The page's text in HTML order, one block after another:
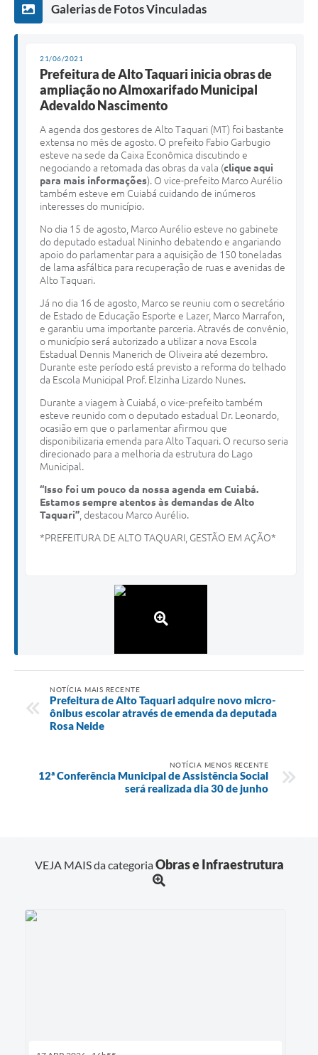
Galerias de Fotos Vinculadas
21/06/2021
Prefeitura de Alto Taquari inicia obras de
ampliação no Almoxarifado Municipal
Adevaldo Nascimento
A agenda dos gestores de Alto Taquari (MT) foi bastante
extensa no mês de agosto. O prefeito Fabio Garbugio
esteve na sede da Caixa Econômica discutindo e
negociando a retomada das obras da vala (clique aqui
para mais informações). O vice-prefeito Marco Aurélio
também esteve em Cuiabá cuidando de inúmeros
interesses do município.
No dia 15 de agosto, Marco Aurélio esteve no gabinete
do deputado estadual Nininho debatendo e angariando
apoio do parlamentar para a aquisição de 150 toneladas
de lama asfáltica para recuperação de ruas e avenidas de
Alto Taquari.
Já no dia 16 de agosto, Marco se reuniu com o secretário
de Estado de Educação Esporte e Lazer, Marco Marrafon,
e garantiu uma importante parceria. Através de convênio,
o município será autorizado a utilizar a nova Escola
Estadual Dennis Manerich de Oliveira até dezembro.
Durante este período está previsto a reforma do telhado
da Escola Municipal Prof. Elzinha Lizardo Nunes.
Durante a viagem à Cuiabá, o vice-prefeito também
esteve reunido com o deputado estadual Dr. Leonardo,
ocasião em que o parlamentar afirmou que
disponibilizaria emenda para Alto Taquari. O recurso seria
direcionado para a melhoria da estrutura do Lago
Municipal.
“Isso foi um pouco da nossa agenda em Cuiabá.
Estamos sempre atentos às demandas de Alto
Taquari” , destacou Marco Aurélio.
*PREFEITURA DE ALTO TAQUARI, GESTÃO EM AÇÃO*
NOTÍCIA MAIS RECENTE
Prefeitura de Alto Taquari adquire novo micro-
ônibus escolar através de emenda da deputada
Rosa Neide
NOTÍCIA MENOS RECENTE
12ª Conferência Municipal de Assistência Social
será realizada dia 30 de junho
VEJA MAIS da categoriaObras e Infraestrutura